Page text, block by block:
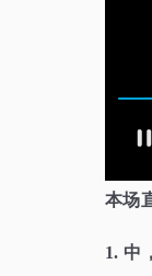
本场
1. 中